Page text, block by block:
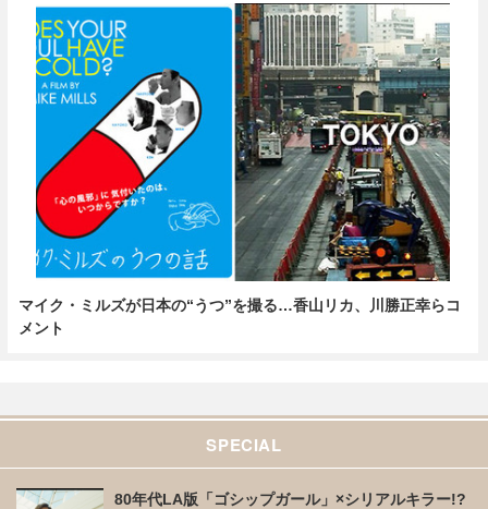
マイク・ミルズが日本の“うつ”を撮る…香山リカ、川勝正幸らコ
メント
SPECIAL
80年代LA版「ゴシップガール」×シリアルキラー!?